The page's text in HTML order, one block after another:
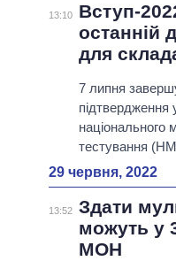
13:10
Вступ-
останній
для
7 липня
підтвердження
національного
тестування
29 червня, 2022
13:52 Здати
можуть у
МОН